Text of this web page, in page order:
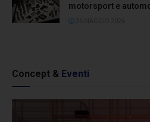
motorsport e
Concept & Eventi